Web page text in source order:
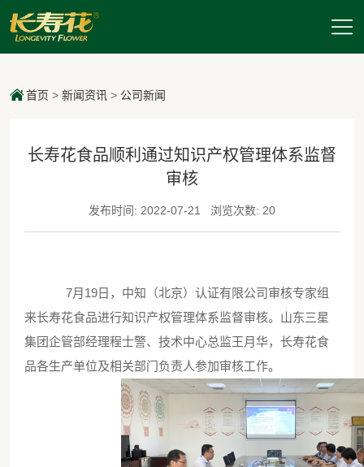
首页 > 新闻资讯> 公司新闻
长寿花食品顺利通过知识产权管理体系监督
审核
发布时间: 2022-07-21 浏览次数: 20
7月19日，中知（北京）认证有限公司审核专家组
来长寿花食品进行知识产权管理体系监督审核。山东三星
集团企管部经理程士警、技术中心总监王月华，长寿花食
品各生产单位及相关部门负责人参加审核工作。